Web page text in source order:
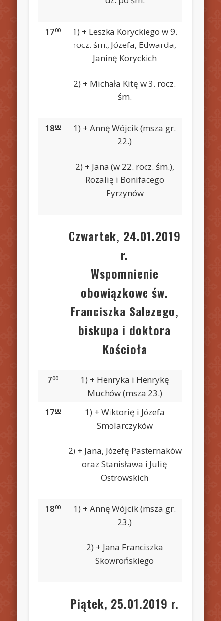
1700
1) + Leszka Koryckiego w 9.
rocz. śm., Józefa, Edwarda,
Janinę Koryckich
2) + Michała Kitę w 3. rocz.
śm.
1800
1) + Annę Wójcik (msza gr.
22.)
2) + Jana (w 22. rocz. śm.),
Rozalię i Bonifacego
Pyrzynów
Czwartek, 24.01.2019
r.
Wspomnienie
obowiązkowe św.
Franciszka Salezego,
biskupa i doktora
Kościoła
700
1) + Henryka i Henrykę
Muchów (msza 23.)
1700
1) + Wiktorię i Józefa
Smolarczyków
2) + Jana, Józefę Pasternaków
oraz Stanisława i Julię
Ostrowskich
1800
1) + Annę Wójcik (msza gr.
23.)
2) + Jana Franciszka
Skowrońskiego
Piątek, 25.01.2019 r.